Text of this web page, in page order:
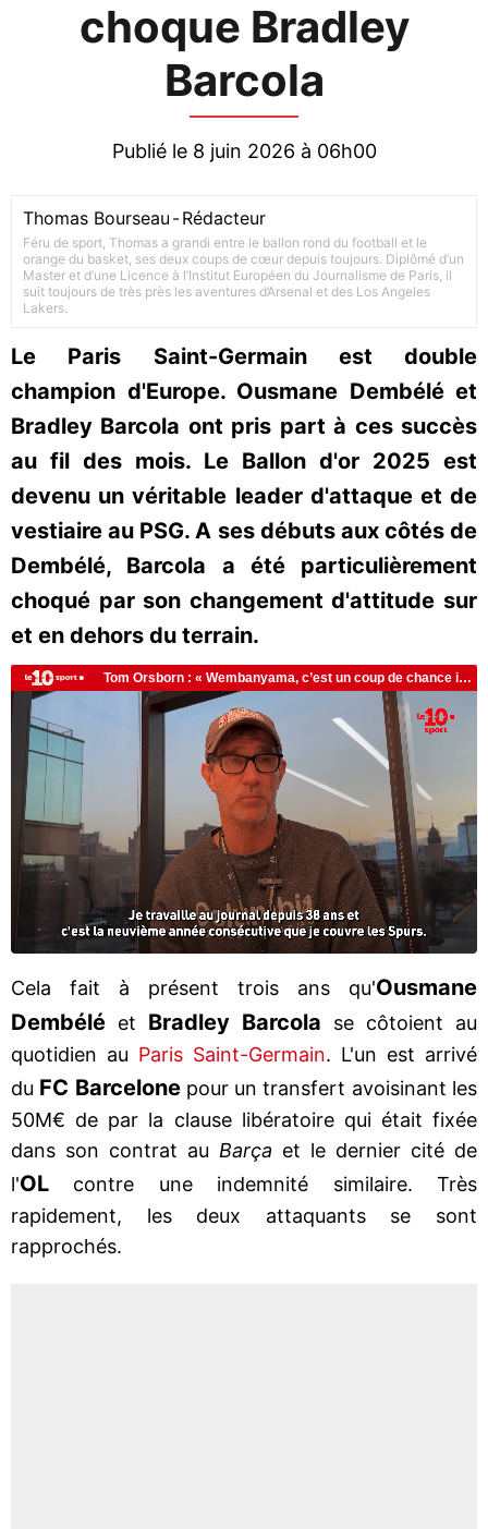
choque Bradley
Barcola
Publié le 8 juin 2026 à 06h00
Thomas Bourseau -Rédacteur
Féru de sport, Thomas a grandi entre le ballon rond du football et le
orange du basket, ses deux coups de cœur depuis toujours. Diplômé d’un
Master et d’une Licence à l’Institut Européen du Journalisme de Paris, il
suit toujours de très près les aventures d’Arsenal et des Los Angeles
Lakers.
Le Paris Saint-Germain est double
champion d'Europe. Ousmane Dembélé et
Bradley Barcola ont pris part à ces succès
au fil des mois. Le Ballon d'or 2025 est
devenu un véritable leader d'attaque et de
vestiaire au PSG. A ses débuts aux côtés de
Dembélé, Barcola a été particulièrement
choqué par son changement d'attitude sur
et en dehors du terrain.
Cela fait à présent trois ans qu'Ousmane
Dembélé et Bradley Barcola
se côtoient au
quotidien au Paris Saint-Germain. L'un est arrivé
du FC Barcelone pour un transfert avoisinant les
50M€ de par la clause libératoire qui était fixée
dans son contrat au Barça et le dernier cité de
l'OL contre une indemnité similaire. Très
rapidement, les deux attaquants se sont
rapprochés.